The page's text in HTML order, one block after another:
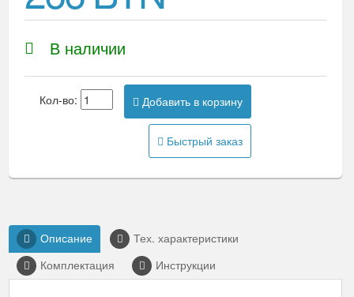
В наличии
Кол-во: Добавить в корзину
Быстрый заказ
Описание
Тех. характеристики
Комплектация
Инструкции